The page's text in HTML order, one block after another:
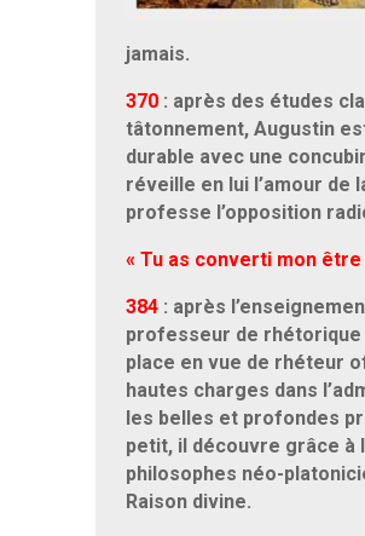
jamais.
370: après des études
tâtonnement, Augustin
durable avec une
réveille en lui l’amour de
professe l’opposition
« Tu as converti mon
384: après
professeur de rhétorique
place en vue de rhéteur
hautes charges dans
les belles et profondes
petit, il découvre grâce à
philosophes néo-
Raison divine.